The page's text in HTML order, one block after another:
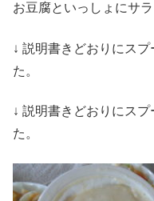
お豆腐といっしょにサラ
↓ 説明書きどおりにス
た。
↓ 説明書きどおりにス
た。